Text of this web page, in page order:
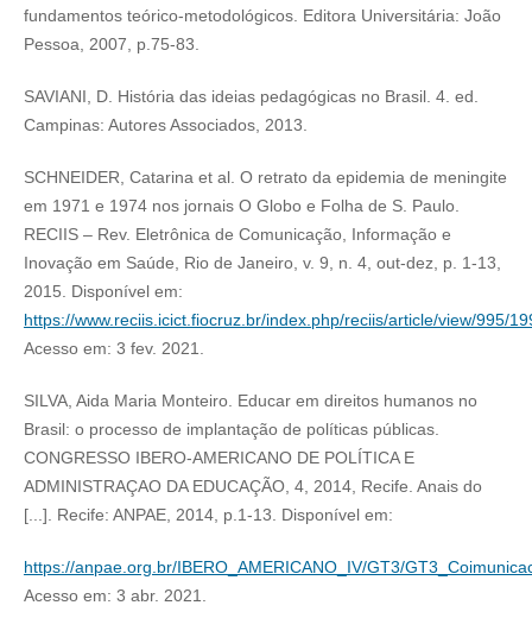
fundamentos teórico-metodológicos. Editora Universitária: João
Pessoa, 2007, p.75-83.
SAVIANI, D. História das ideias pedagógicas no Brasil. 4. ed.
Campinas: Autores Associados, 2013.
SCHNEIDER, Catarina et al. O retrato da epidemia de meningite
em 1971 e 1974 nos jornais O Globo e Folha de S. Paulo.
RECIIS – Rev. Eletrônica de Comunicação, Informação e
Inovação em Saúde, Rio de Janeiro, v. 9, n. 4, out-dez, p. 1-13,
2015. Disponível em:
https://www.reciis.icict.fiocruz.br/index.php/reciis/article/view/995/
Acesso em: 3 fev. 2021.
SILVA, Aida Maria Monteiro. Educar em direitos humanos no
Brasil: o processo de implantação de políticas públicas.
CONGRESSO IBERO-AMERICANO DE POLÍTICA E
ADMINISTRAÇAO DA EDUCAÇÃO, 4, 2014, Recife. Anais do
[...]. Recife: ANPAE, 2014, p.1-13. Disponível em:
https://anpae.org.br/IBERO_AMERICANO_IV/GT3/
Acesso em: 3 abr. 2021.